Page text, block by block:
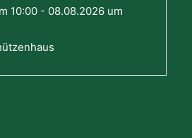
10:00 - 08.08.2026 um